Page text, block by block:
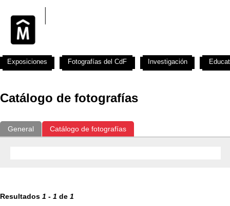
Catálogo de fotografías
General Catálogo de fotografías
Resultados 1 - 1 de 1
Exposiciones Fotografías del CdF Investigación